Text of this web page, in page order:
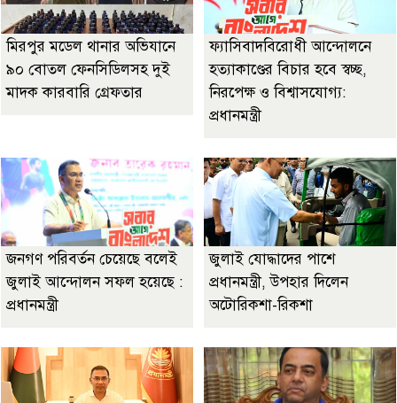
মিরপুর মডেল থানার অভিযানে
৯০ বোতল ফেনসিডিলসহ দুই
মাদক কারবারি গ্রেফতার
ফ্যাসিবাদবিরোধী আন্দোলনে
হত্যাকাণ্ডের বিচার হবে স্বচ্ছ,
নিরপেক্ষ ও বিশ্বাসযোগ্য:
প্রধানমন্ত্রী
জনগণ পরিবর্তন চেয়েছে বলেই
জুলাই আন্দোলন সফল হয়েছে :
প্রধানমন্ত্রী
জুলাই যোদ্ধাদের পাশে
প্রধানমন্ত্রী, উপহার দিলেন
অটোরিকশা-রিকশা